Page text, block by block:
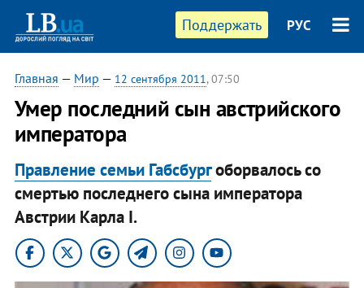
Поддержать РУС
Главная — Мир — 12 сентября 2011, 07:50
Умер последний сын австрийского
императора
Правление семьи Габсбургоборвалось со
смертью последнего сына императора
Австрии Карла I.